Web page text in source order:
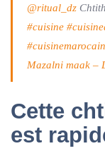
@ritual_dz
#cuisine
Mazalni maak –
Cette
est